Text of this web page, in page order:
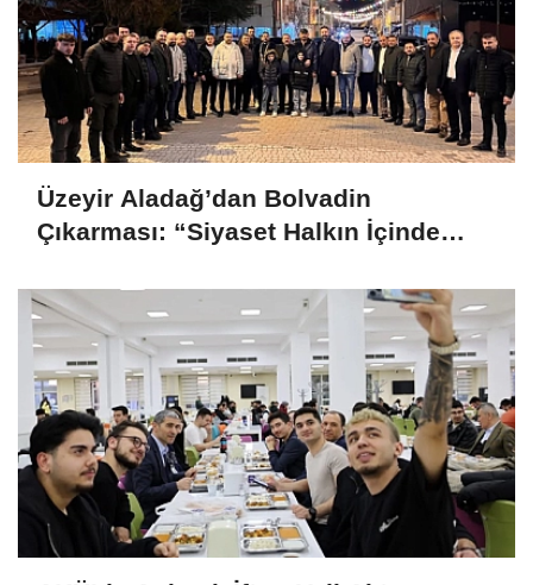
Üzeyir Aladağ’dan Bolvadin
Çıkarması: “Siyaset Halkın İçinde